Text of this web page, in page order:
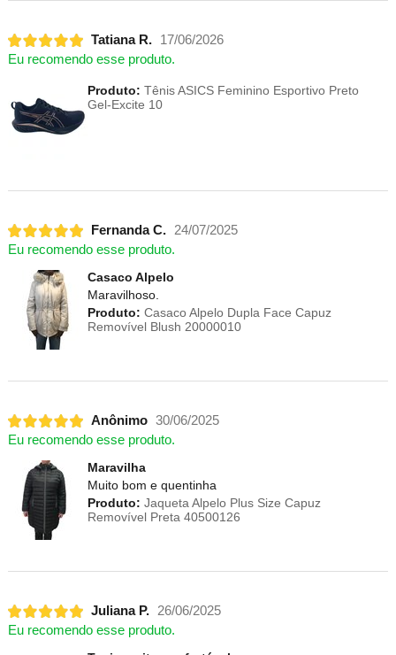
Tatiana R.
17/06/2026
Eu recomendo esse produto.
Produto: Tênis ASICS Feminino Esportivo Preto
Gel-Excite 10
Fernanda C. 24/07/2025
Eu recomendo esse produto.
Casaco Alpelo
Maravilhoso.
Produto: Casaco Alpelo Dupla Face Capuz
Removível Blush 20000010
Anônimo 30/06/2025
Eu recomendo esse produto.
Maravilha
Muito bom e quentinha
Produto: Jaqueta Alpelo Plus Size Capuz
Removível Preta 40500126
Juliana P. 26/06/2025
Eu recomendo esse produto.